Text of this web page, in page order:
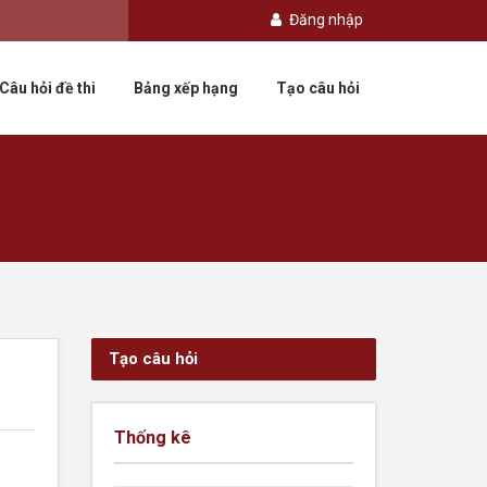
Đăng nhập
Câu hỏi đề thi Bảng xếp hạng Tạo câu hỏi
Tạo câu hỏi
Thống kê